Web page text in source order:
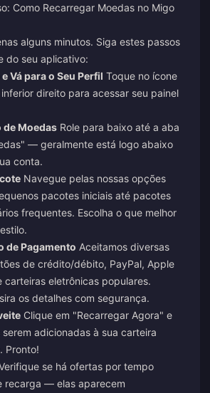
Como Recarregar Moedas no Migo
alguns minutos. Siga estes passos
do seu aplicativo:
Vá para o Seu Perfil Toque no ícone
direito para acessar seu painel
de Moedas Role para baixo até a aba
— geralmente está logo abaixo
conta.
Navegue pelas nossas opções
pacotes iniciais até pacotes
frequentes. Escolha o que melhor
de Pagamento Aceitamos diversas
de crédito/débito, PayPal, Apple
carteiras eletrônicas populares.
os detalhes com segurança.
Clique em "Recarregar Agora" e
adicionadas à sua carteira
Pronto!
se há ofertas por tempo
recarga — elas aparecem